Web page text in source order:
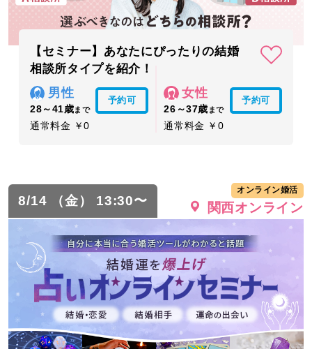
【セミナー】あなたにぴったりの結婚
相談所タイプを紹介！
男性
28～41歳まで
予約可
通常料金 ￥0
女性
26～37歳 まで
予約可
通常料金 ￥0
8/14 （金） 13:30〜
オンライン婚活
関西オンライン